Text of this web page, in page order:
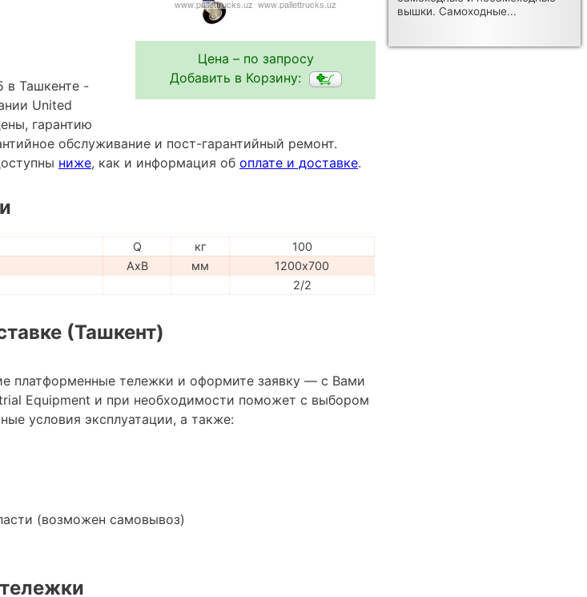
Цена – по запросу
Добавить в Корзину:
в Ташкенте -
United
гарантию
обслуживание и пост-гарантийный ремонт.
ниже, как и информация об оплате и доставке.
Q кг
100
AxB мм
1200х700
2/2
(Ташкент)
платформенные тележки и оформите заявку — с Вами
Equipment и при необходимости поможет с выбором
условия эксплуатации, а также:
(возможен самовывоз)
вышки. Самоходные...